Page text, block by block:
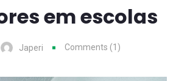
em escolas
Japeri Comments (1)